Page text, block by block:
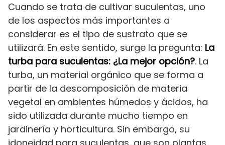
Cuando se trata de cultivar suculentas, uno
de los aspectos más importantes a
considerar es el tipo de sustrato que se
utilizará. En este sentido, surge la pregunta: La
turba para suculentas: ¿La mejor opción?. La
turba, un material orgánico que se forma a
partir de la descomposición de materia
vegetal en ambientes húmedos y ácidos, ha
sido utilizada durante mucho tiempo en
jardinería y horticultura. Sin embargo, su